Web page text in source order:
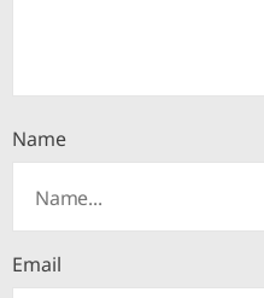
Name
Email